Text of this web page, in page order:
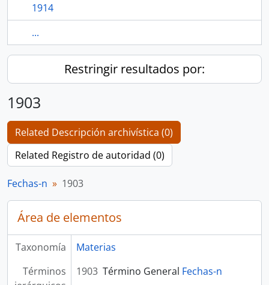
1914
...
Restringir resultados por:
1903
Related Descripción archivística (0)
Related Registro de autoridad (0)
Fechas-n 1903
Área de elementos
Taxonomía
Materias
Términos
1903 Término General Fechas-n